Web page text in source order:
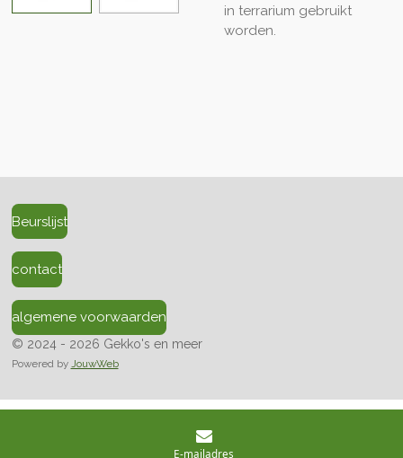
in terrarium gebruikt
worden.
Beurslijst
contact
algemene voorwaarden
© 2024 - 2026 Gekko's en meer
Powered by JouwWeb
E-mailadres